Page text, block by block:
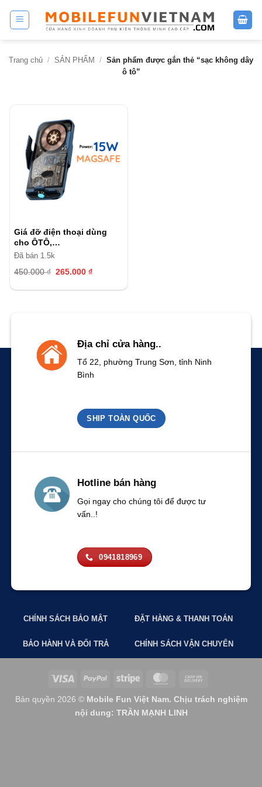
Trang chủ / SẢN PHẨM / Sản phẩm được gắn thẻ “sạc không dây
ô tô”
Giá đỡ điện thoại dùng
cho ÔTÔ,…
Đã bán 1.5k
450.000₫ Giá
265.000 ₫Giá
Địa chỉ cửa hàng..
Tổ 22, phường Trung Sơn, tỉnh Ninh
Bình
SHIP TOÀN QUỐC
Hotline bán hàng
Gọi ngay cho chúng tôi để được tư
vấn..!
0941818969
CHÍNH SÁCH BẢO MẬT ĐẶT HÀNG & THANH TOÁN
BẢO HÀNH VÀ ĐỔI TRẢ CHÍNH SÁCH VẬN CHUYỂN
Visa PayPal Stripe MasterCard
Delivery
Bản quyền 2026 © Mobile Fun Việt Nam. Chịu trách nghiệm
nội dung: TRẦN MẠNH LINH